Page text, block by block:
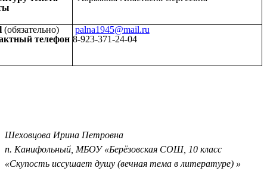
(обязательно)
телефон
palna1945@mail.ru
8-923-371-24-04
Шеховцова Ирина Петровна
п. Канифольный, МБОУ «Берёзовская СОШ, 10 класс
«Скупость иссушает душу (вечная тема в литературе) »